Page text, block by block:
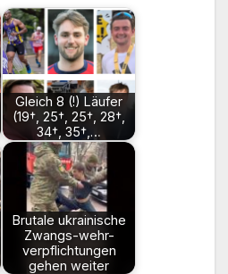
Gleich 8 (!) Läufer
(19†, 25†, 25†, 28†,
34†, 35†,…
Brutale ukrainische
Zwangs-wehr-
verpflichtungen
gehen weiter